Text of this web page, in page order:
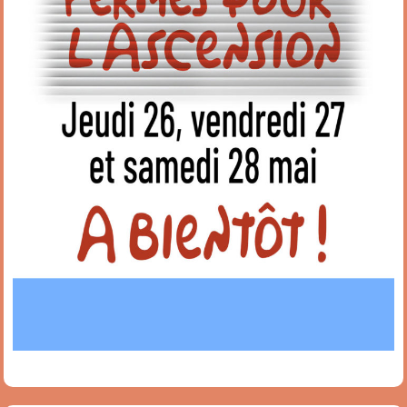
Restaurant
Notre cuisine
Où / Contact
Venez nous voir
Nous écrire
Participez !
S’inscrire
Animations
Animation régulières
Prochains événements par catégories
Tous les évènements par dates
Flux RSS articles